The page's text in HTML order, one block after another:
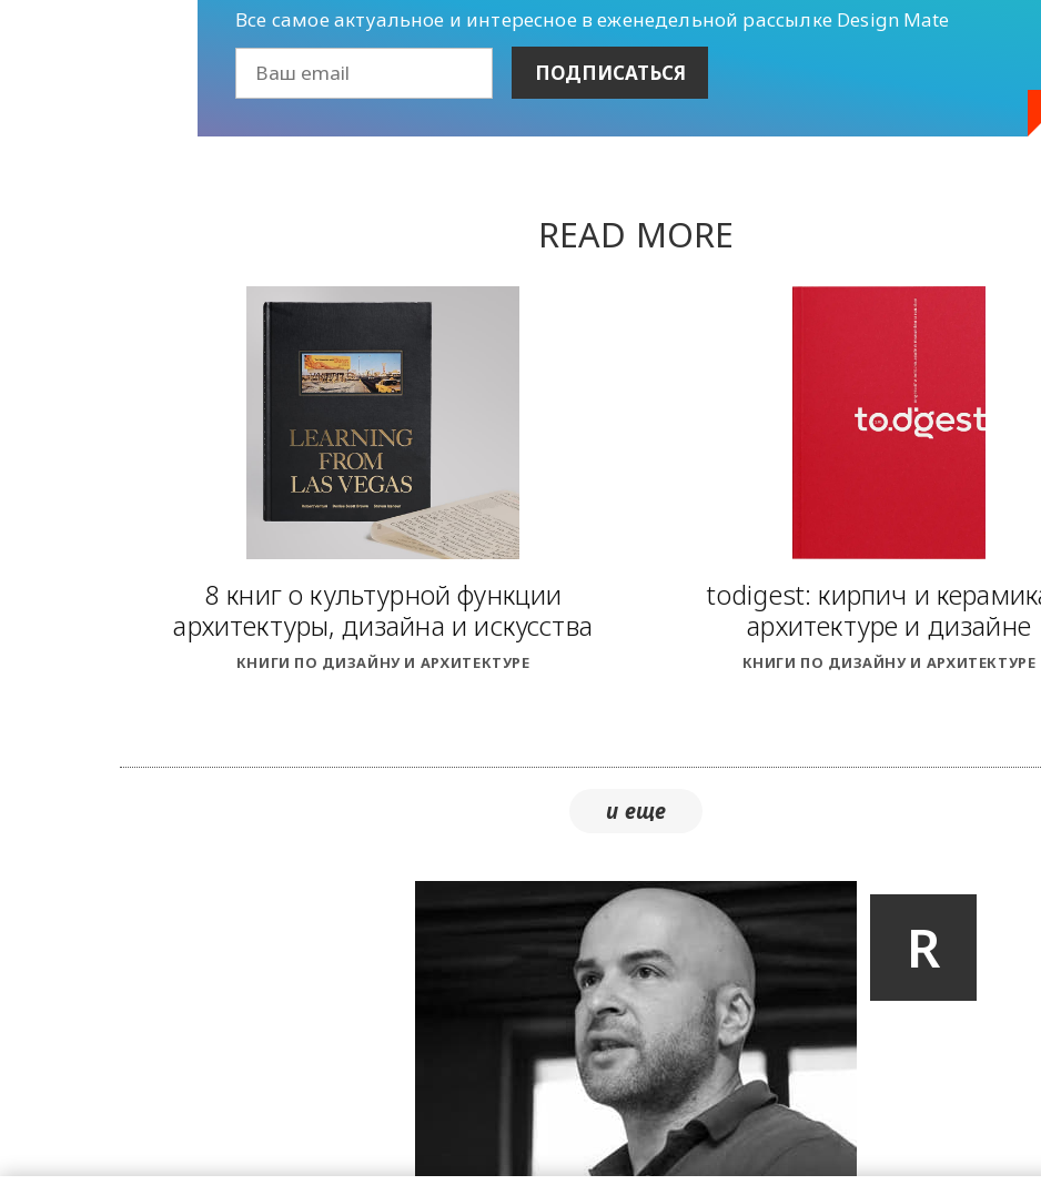
Все самое актуальное и интересное в еженедельной рассылке Design Mate
READ MORE
8 книг о культурной функции
архитектуры, дизайна и искусства
КНИГИ ПО ДИЗАЙНУ И АРХИТЕКТУРЕ
todigest: кирпич и
архитектуре и дизайне
КНИГИ ПО ДИЗАЙНУ И АРХИТЕКТУРЕ